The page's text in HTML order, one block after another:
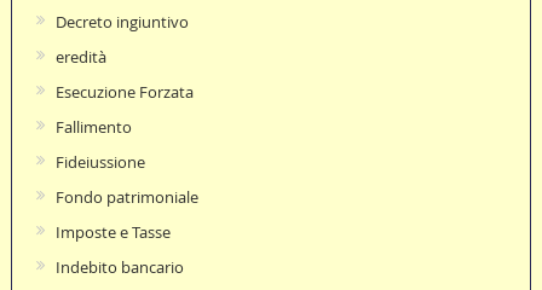
Decreto ingiuntivo
eredità
Esecuzione Forzata
Fallimento
Fideiussione
Fondo patrimoniale
Imposte e Tasse
Indebito bancario